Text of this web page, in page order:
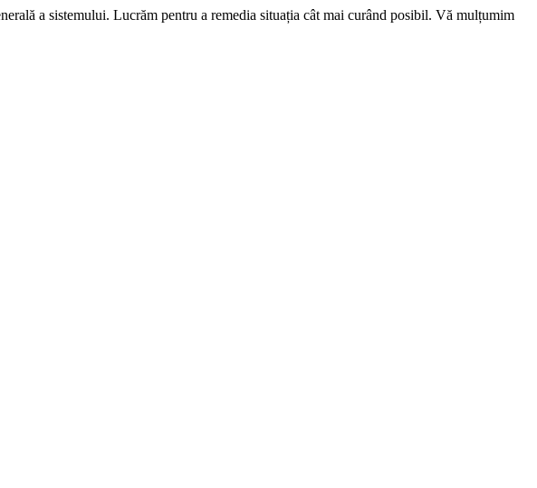
a sistemului. Lucrăm pentru a remedia situația cât mai curând posibil. Vă mulțumim